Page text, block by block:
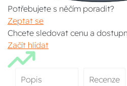
Potřebujete s něčím poradit?
Zeptat se
Chcete sledovat cenu a
Začít hlídat
Popis
Recenze